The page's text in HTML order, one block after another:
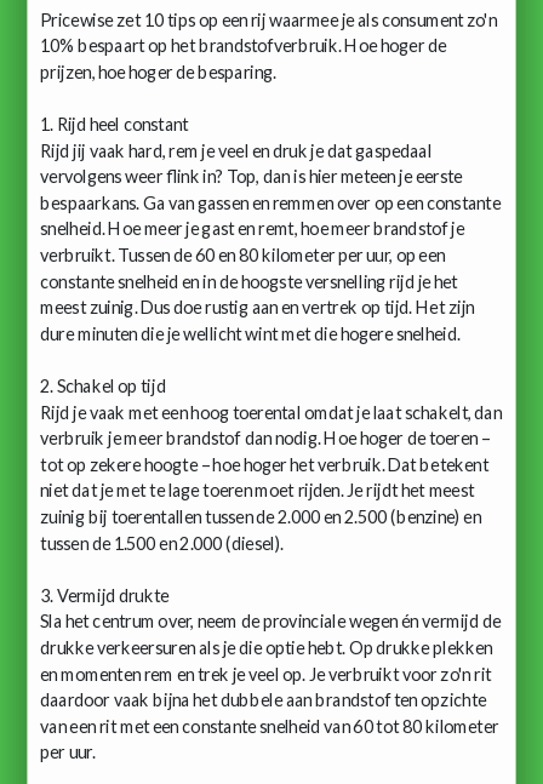
Pricewise zet 10 tips op een rij waarmee je als consument zo'n
10% bespaart op het brandstofverbruik. Hoe hoger de
prijzen, hoe hoger de besparing.
1. Rijd heel constant
Rijd jij vaak hard, rem je veel en druk je dat gaspedaal
vervolgens weer flink in? Top, dan is hier meteen je eerste
bespaarkans. Ga van gassen en remmen over op een constante
snelheid. Hoe meer je gast en remt, hoe meer brandstof je
verbruikt. Tussen de 60 en 80 kilometer per uur, op een
constante snelheid en in de hoogste versnelling rijd je het
meest zuinig. Dus doe rustig aan en vertrek op tijd. Het zijn
dure minuten die je wellicht wint met die hogere snelheid.
2. Schakel op tijd
Rijd je vaak met een hoog toerental omdat je laat schakelt, dan
verbruik je meer brandstof dan nodig. Hoe hoger de toeren –
tot op zekere hoogte – hoe hoger het verbruik. Dat betekent
niet dat je met te lage toeren moet rijden. Je rijdt het meest
zuinig bij toerentallen tussen de 2.000 en 2.500 (benzine) en
tussen de 1.500 en 2.000 (diesel).
3. Vermijd drukte
Sla het centrum over, neem de provinciale wegen én vermijd de
drukke verkeersuren als je die optie hebt. Op drukke plekken
en momenten rem en trek je veel op. Je verbruikt voor zo'n rit
daardoor vaak bijna het dubbele aan brandstof ten opzichte
van een rit met een constante snelheid van 60 tot 80 kilometer
per uur.